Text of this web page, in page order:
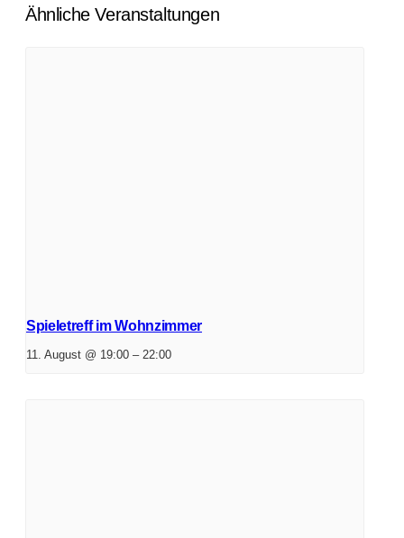
Ähnliche Veranstaltungen
Spieletreff im Wohnzimmer
11. August @ 19:00 – 22:00